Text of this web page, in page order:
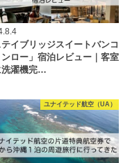
テイブリッジスイートバンコ
ンロー」宿泊レビュー｜客室
洗濯機完…
ユナイテッド航空（UA）